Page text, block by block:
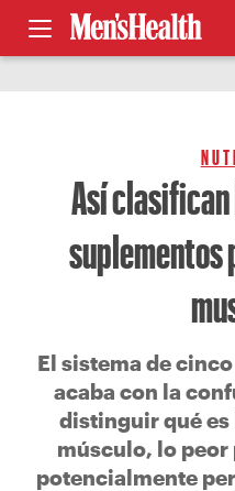
Así
suplementos
El sistema de
acaba con la
distinguir qué es
músculo, lo
potencialmente